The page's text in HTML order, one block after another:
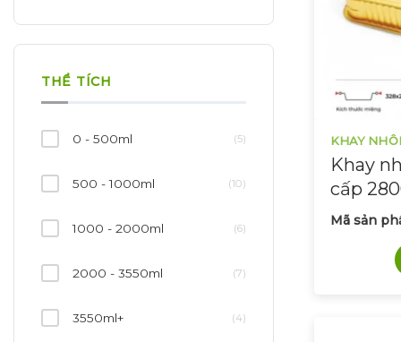
THỂ TÍCH
0 - 500ml (5)
500 - 1000ml (10)
1000 - 2000ml (6)
2000 - 3550ml (7)
3550ml+ (4)
KHAY
Khay
cấp
Mã sản